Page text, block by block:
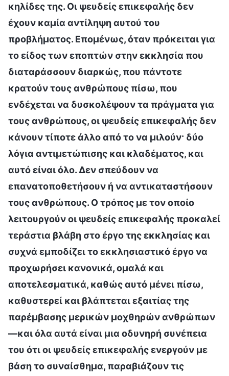
κηλίδες της. Οι ψευδείς επικεφαλής δεν
έχουν καμία αντίληψη αυτού του
προβλήματος. Επομένως, όταν πρόκειται για
το είδος των εποπτών στην εκκλησία που
διαταράσσουν διαρκώς, που πάντοτε
κρατούν τους ανθρώπους πίσω, που
ενδέχεται να δυσκολέψουν τα πράγματα για
τους ανθρώπους, οι ψευδείς επικεφαλής δεν
κάνουν τίποτε άλλο από το να μιλούν· δύο
λόγια αντιμετώπισης και κλαδέματος, και
αυτό είναι όλο. Δεν σπεύδουν να
επανατοποθετήσουν ή να αντικαταστήσουν
τους ανθρώπους. Ο τρόπος με τον οποίο
λειτουργούν οι ψευδείς επικεφαλής προκαλεί
τεράστια βλάβη στο έργο της εκκλησίας και
συχνά εμποδίζει το εκκλησιαστικό έργο να
προχωρήσει κανονικά, ομαλά και
αποτελεσματικά, καθώς αυτό μένει πίσω,
καθυστερεί και βλάπτεται εξαιτίας της
παρέμβασης μερικών μοχθηρών ανθρώπων
—και όλα αυτά είναι μια οδυνηρή συνέπεια
του ότι οι ψευδείς επικεφαλής ενεργούν με
βάση το συναίσθημα, παραβιάζουν τις